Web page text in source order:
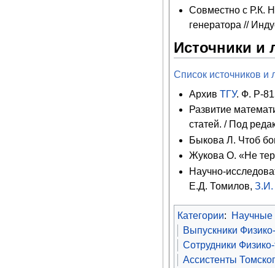
Совместно с Р.К.
генератора //
Источники и
Список источников
АрхивТГУ. Ф. Р-
Развитие
статей. / Под
Быкова Л. Чтоб
Жукова О. «Не
Научно-
Е.Д. Томилов,З.И.
Категории:
Выпускники
Сотрудники
Ассистенты